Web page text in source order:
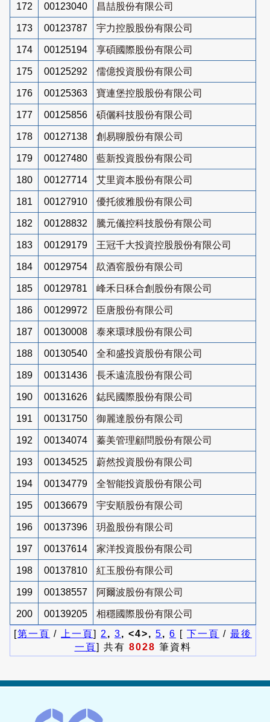
172 00123040 昌喆股份有限公司
173 00123787 宇力控股股份有限公司
174 00125194 享碩國際股份有限公司
175 00125292 儒億投資股份有限公司
176 00125363 寶連堡控股股份有限公司
177 00125856 碩儷科技股份有限公司
178 00127138 創易聊股份有限公司
179 00127480 藍新投資股份有限公司
180 00127714 艾里資本股份有限公司
181 00127910 優托彼雅股份有限公司
182 00128832 騰元儀控科技股份有限公司
183 00129179 王冠千大投資控股股份有限公司
184 00129754 镹酒窖股份有限公司
185 00129781 峰禾日秝合創股份有限公司
186 00129972 臣唐股份有限公司
187 00130008 泰來環球股份有限公司
188 00130540 全和盛投資股份有限公司
189 00131436 長禾遠流股份有限公司
190 00131626 鋕民國際股份有限公司
191 00131750 御麗達股份有限公司
192 00134074 蓁美管理顧問股份有限公司
193 00134525 蔚然投資股份有限公司
194 00134779 全智能投資股份有限公司
195 00136679 宇安順股份有限公司
196 00137396 玥盈股份有限公司
197 00137614 家洋投資股份有限公司
198 00137810 紅玉股份有限公司
199 00138557 阿爾波股份有限公司
200 00139205
相穩國際股份有限公司
[第一頁 / 上一頁] 2 , 3, <4>, 5, 6 [ 下一頁 / 最後
一頁] 共有 8028 筆資料